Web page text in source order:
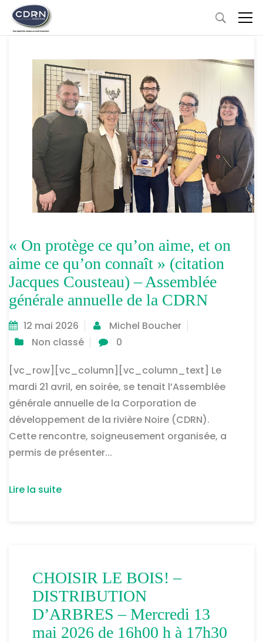
« On protège ce qu’on aime, et on
aime ce qu’on connaît » (citation
Jacques Cousteau) – Assemblée
générale annuelle de la CDRN
12 mai 2026
Michel Boucher
Non classé
0
[vc_row][vc_column][vc_column_text] Le
mardi 21 avril, en soirée, se tenait l’Assemblée
générale annuelle de la Corporation de
développement de la rivière Noire (CDRN).
Cette rencontre, soigneusement organisée, a
permis de présenter...
Lire la suite
CHOISIR LE BOIS! –
DISTRIBUTION
D’ARBRES – Mercredi 13
mai 2026 de 16h00 h à 17h30